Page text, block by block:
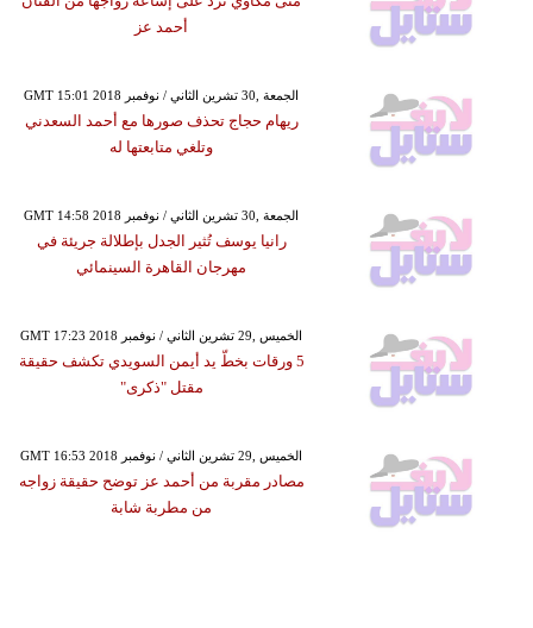
أحمد عز
GMT 15:01 2018 الجمعة ,30 تشرين الثاني / نوفمبر
ريهام حجاج تحذف صورها مع أحمد السعدني
وتلغي متابعتها له
GMT 14:58 2018 الجمعة ,30 تشرين الثاني / نوفمبر
رانيا يوسف تُثير الجدل بإطلالة جريئة في
مهرجان القاهرة السينمائي
GMT 17:23 2018 الخميس ,29 تشرين الثاني / نوفمبر
5 ورقات بخطّ يد أيمن السويدي تكشف حقيقة
مقتل "ذكرى"
GMT 16:53 2018 الخميس ,29 تشرين الثاني / نوفمبر
مصادر مقربة من أحمد عز توضح حقيقة زواجه
من مطربة شابة